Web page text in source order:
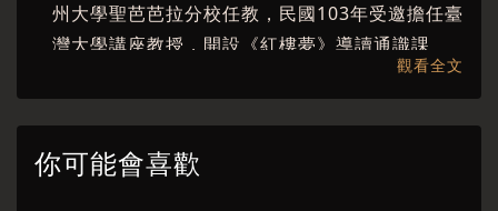
州大學聖芭芭拉分校任教，民國103年受邀擔任臺
灣大學講座教授，開設《紅樓夢》導讀通識課
程。 白先勇是小說家、散文家、評論家、戲劇
家，著作極豐，短篇小說集《寂寞的十七歲》、
散文集《驀然回首》、《明星咖啡館》、《第六
觀看全文
你可能會喜歡